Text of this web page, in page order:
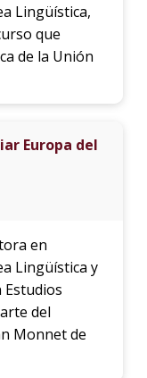
Lingüística,
que
de la Unión
Europa del
en
Lingüística y
del
Monnet de